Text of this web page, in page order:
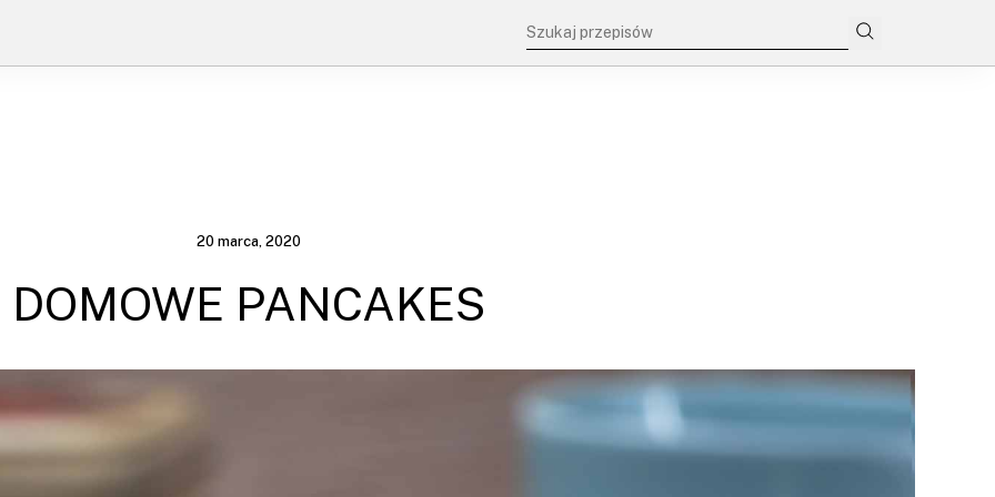
20 marca, 2020
DOMOWE PANCAKES